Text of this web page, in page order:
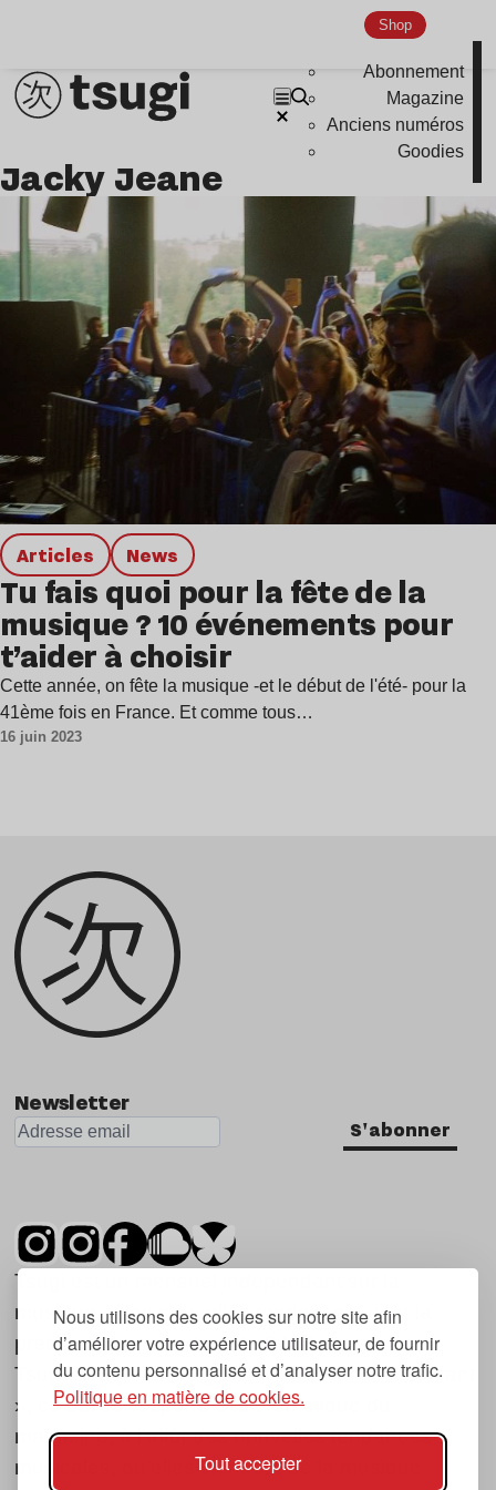
Nous utilisons des cookies sur notre site afin
d’améliorer votre expérience utilisateur, de fournir
du contenu personnalisé et d’analyser notre trafic.
Politique en matière de cookies.
Tout accepter
Shop
Abonnement
Magazine
Anciens numéros
Goodies
Jacky Jeane
Articles news
Tu fais quoi pour la fête de la
musique ? 10 événements pour
t’aider à choisir
Cette année, on fête la musique -et le début de l'été- pour la
41ème fois en France. Et comme tous…
16 juin 2023
Newsletter
S'abonner
Tsugi est un mensuel indépendant sur la
musique et les nouvelles tendances, dont la
première parution date de 2007.
Tsugi en japonais signifie « prochain », « suivant
», ce qui correspond à la thématique du
magazine, à l’affût des nouvelles tendances
musicales, qu’elles viennent de la musique